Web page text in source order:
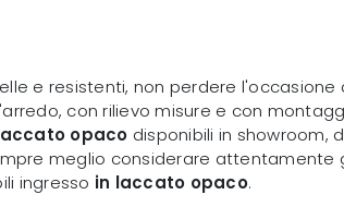
e resistenti, non perdere
con rilievo misure e con
opaco disponibili in showroom,
meglio considerare attentamente
ingresso in laccato opaco.